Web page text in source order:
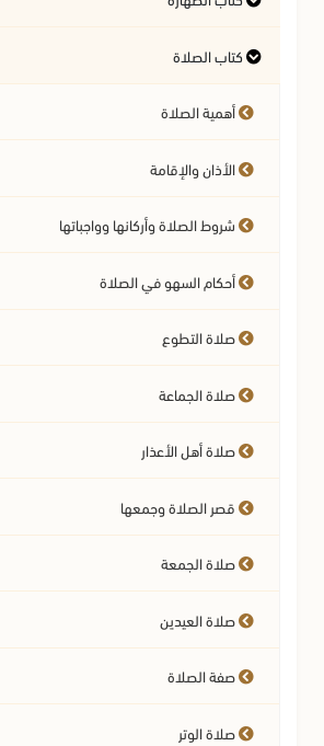
أحكام المياه
النجاسات وأحكامها
آداب قضاء الحاجة
فرائض الوضوء وصفته
نواقض الوضوء
الغسل
التيمم
سنن الفطرة
أحكام الحيض والنفاس والاستحاضة
مسائل متفرقة في الطهارة
كتاب الصلاة
أهمية الصلاة
الأذان والإقامة
شروط الصلاة وأركانها وواجباتها
أحكام السهو في الصلاة
صلاة التطوع
صلاة الجماعة
صلاة أهل الأعذار
قصر الصلاة وجمعها
صلاة الجمعة
صلاة العيدين
صفة الصلاة
صلاة الوتر